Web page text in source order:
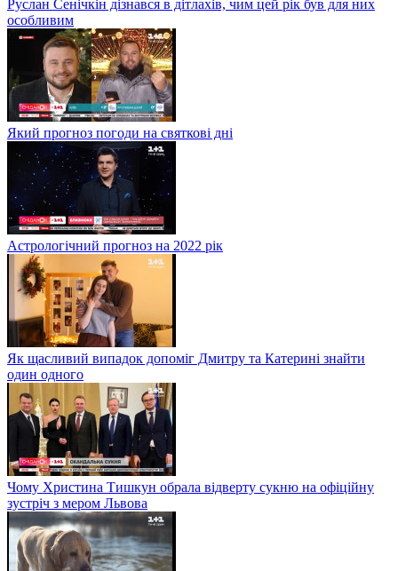
Руслан Сенічкін дізнався в дітлахів, чим цей рік був для них
особливим
Який прогноз погоди на святкові дні
Астрологічний прогноз на 2022 рік
Як щасливий випадок допоміг Дмитру та Катерині знайти
один одного
Чому Христина Тишкун обрала відверту сукню на офіційну
зустріч з мером Львова